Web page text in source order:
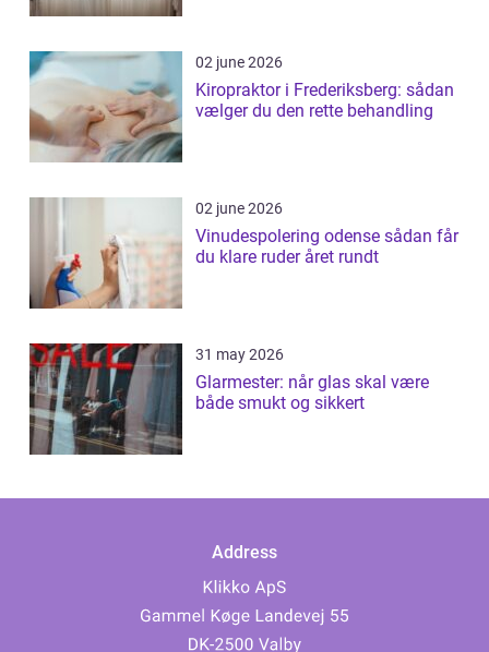
02 june 2026
Kiropraktor i Frederiksberg: sådan
vælger du den rette behandling
02 june 2026
Vinudespolering odense sådan får
du klare ruder året rundt
31 may 2026
Glarmester: når glas skal være
både smukt og sikkert
Address